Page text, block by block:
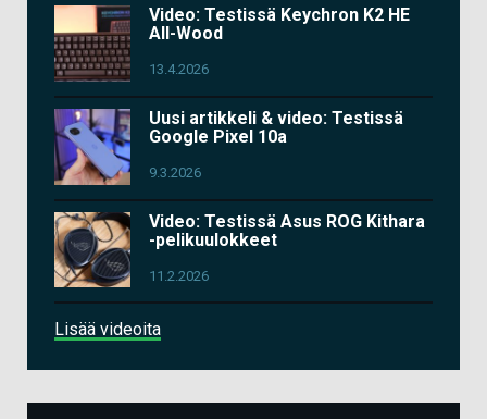
Video: Testissä Keychron K2 HE
All-Wood
13.4.2026
Uusi artikkeli & video: Testissä
Google Pixel 10a
9.3.2026
Video: Testissä Asus ROG Kithara
-pelikuulokkeet
11.2.2026
Lisää videoita